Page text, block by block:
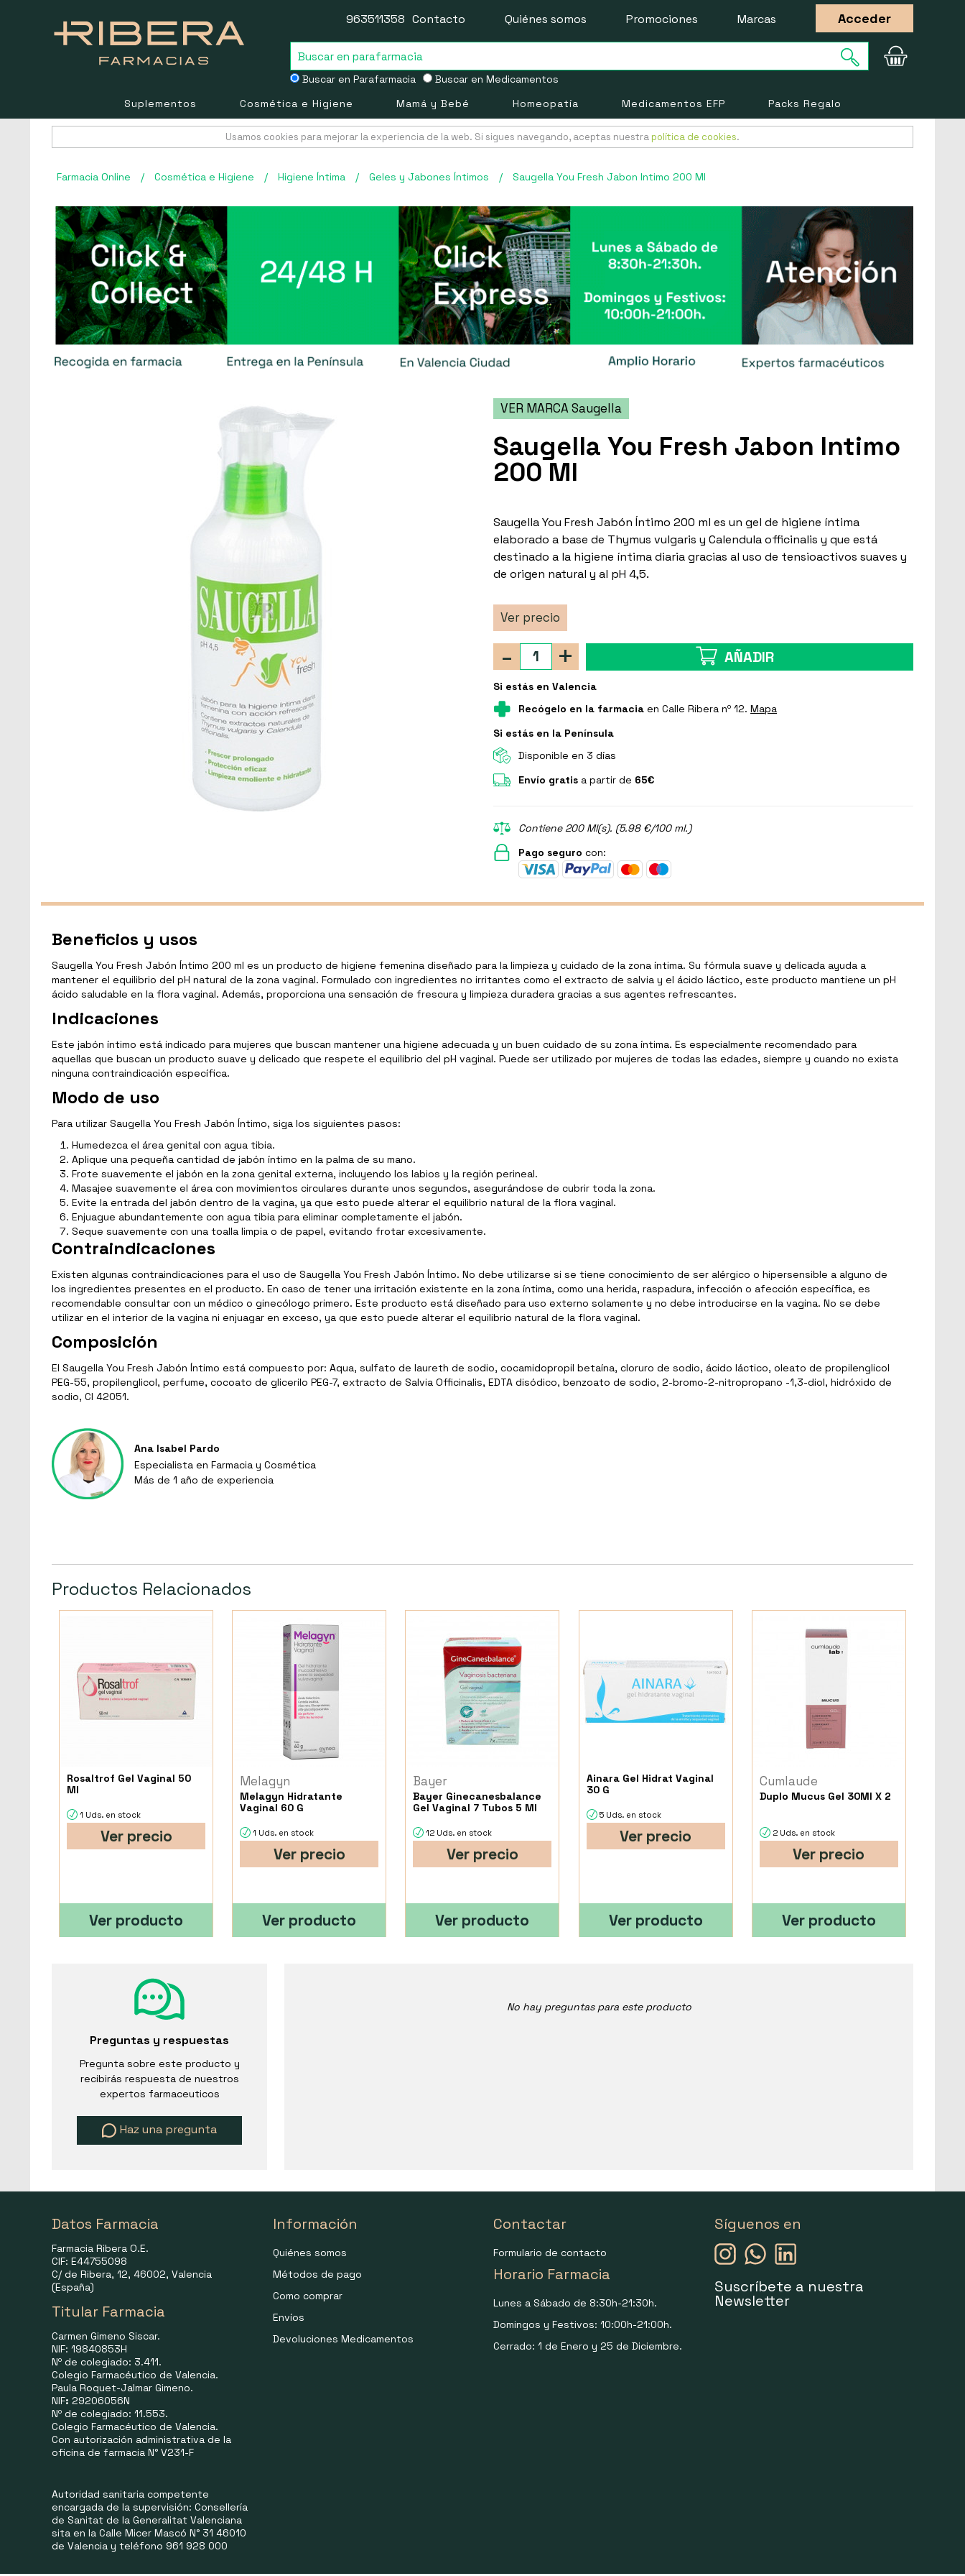
Buscar en Parafarmacia Buscar en Medicamentos
963511358 Contacto Quiénes somos Promociones Marcas Acceder
Suplementos Cosmética e Higiene Mamá y Bebé Homeopatía Medicamentos EFP Packs Regalo
Usamos cookies para mejorar la experiencia de la web. Si sigues navegando, aceptas nuestra política de cookies.
Farmacia Online / Cosmética e Higiene / Higiene Íntima / Geles y Jabones Íntimos / Saugella You Fresh Jabon Intimo 200 Ml
VER MARCA Saugella
Saugella You Fresh Jabon Intimo
200 Ml
Saugella You Fresh Jabón Íntimo 200 ml es un gel de higiene íntima
elaborado a base de Thymus vulgaris y Calendula officinalis y que está
destinado a la higiene íntima diaria gracias al uso de tensioactivos suaves y
de origen natural y al pH 4,5.
Ver precio
+
- AÑADIR
Si estás en Valencia
Recógelo en la farmacia en Calle Ribera nº 12. Mapa
Si estás en la Península
Disponible en 3 días
Envío gratis a partir de 65€
Contiene 200 Ml(s). (5.98 €/100 ml.)
Pago seguro con:
Beneficios y usos
Saugella You Fresh Jabón Íntimo 200 ml es un producto de higiene femenina diseñado para la limpieza y cuidado de la zona íntima. Su fórmula suave y delicada ayuda a
mantener el equilibrio del pH natural de la zona vaginal. Formulado con ingredientes no irritantes como el extracto de salvia y el ácido láctico, este producto mantiene un pH
ácido saludable en la flora vaginal. Además, proporciona una sensación de frescura y limpieza duradera gracias a sus agentes refrescantes.
Indicaciones
Este jabón íntimo está indicado para mujeres que buscan mantener una higiene adecuada y un buen cuidado de su zona íntima. Es especialmente recomendado para
aquellas que buscan un producto suave y delicado que respete el equilibrio del pH vaginal. Puede ser utilizado por mujeres de todas las edades, siempre y cuando no exista
ninguna contraindicación específica.
Modo de uso
Para utilizar Saugella You Fresh Jabón Íntimo, siga los siguientes pasos:
Humedezca el área genital con agua tibia.
Aplique una pequeña cantidad de jabón íntimo en la palma de su mano.
Frote suavemente el jabón en la zona genital externa, incluyendo los labios y la región perineal.
Masajee suavemente el área con movimientos circulares durante unos segundos, asegurándose de cubrir toda la zona.
Evite la entrada del jabón dentro de la vagina, ya que esto puede alterar el equilibrio natural de la flora vaginal.
Enjuague abundantemente con agua tibia para eliminar completamente el jabón.
Seque suavemente con una toalla limpia o de papel, evitando frotar excesivamente.
Contraindicaciones
Existen algunas contraindicaciones para el uso de Saugella You Fresh Jabón Íntimo. No debe utilizarse si se tiene conocimiento de ser alérgico o hipersensible a alguno de
los ingredientes presentes en el producto. En caso de tener una irritación existente en la zona íntima, como una herida, raspadura, infección o afección específica, es
recomendable consultar con un médico o ginecólogo primero. Este producto está diseñado para uso externo solamente y no debe introducirse en la vagina. No se debe
utilizar en el interior de la vagina ni enjuagar en exceso, ya que esto puede alterar el equilibrio natural de la flora vaginal.
Composición
El Saugella You Fresh Jabón Íntimo está compuesto por: Aqua, sulfato de laureth de sodio, cocamidopropil betaína, cloruro de sodio, ácido láctico, oleato de propilenglicol
PEG-55, propilenglicol, perfume, cocoato de glicerilo PEG-7, extracto de Salvia Officinalis, EDTA disódico, benzoato de sodio, 2-bromo-2-nitropropano -1,3-diol, hidróxido de
sodio, CI 42051.
Ana Isabel Pardo
Especialista en Farmacia y Cosmética
Más de 1 año de experiencia
Productos Relacionados
Rosaltrof Gel Vaginal 50
Ml
1 Uds. en stock
Ver precio
Ver producto
Melagyn
Melagyn Hidratante
Vaginal 60 G
1 Uds. en stock
Ver precio
Ver producto
Bayer
Bayer Ginecanesbalance
Gel Vaginal 7 Tubos 5 Ml
12 Uds. en stock
Ver precio
Ver producto
Ainara Gel Hidrat Vaginal
30 G
5 Uds. en stock
Ver precio
Ver producto
Cumlaude
Duplo Mucus Gel 30Ml X 2
2 Uds. en stock
Ver precio
Ver producto
Preguntas y respuestas
Pregunta sobre este producto y
recibirás respuesta de nuestros
expertos farmaceuticos
Haz una pregunta
No hay preguntas para este producto
Datos Farmacia
Farmacia Ribera O.E.
CIF: E44755098
C/ de Ribera, 12, 46002, Valencia
(España)
Titular Farmacia
Carmen Gimeno Siscar.
NIF: 19840853H
Nº de colegiado: 3.411.
Colegio Farmacéutico de Valencia.
Paula Roquet-Jalmar Gimeno.
NIF: 29206056N
Nº de colegiado: 11.553.
Colegio Farmacéutico de Valencia.
Con autorización administrativa de la
oficina de farmacia N° V231-F
Autoridad sanitaria competente
encargada de la supervisión: Consellería
de Sanitat de la Generalitat Valenciana
sita en la Calle Micer Mascó N° 31 46010
de Valencia y teléfono 961 928 000
Información
Quiénes somos
Métodos de pago
Como comprar
Envíos
Devoluciones Medicamentos
Contactar
Formulario de contacto
Horario Farmacia
Lunes a Sábado de 8:30h-21:30h.
Domingos y Festivos: 10:00h-21:00h.
Cerrado: 1 de Enero y 25 de Diciembre.
Síguenos en
Suscríbete a nuestra
Newsletter